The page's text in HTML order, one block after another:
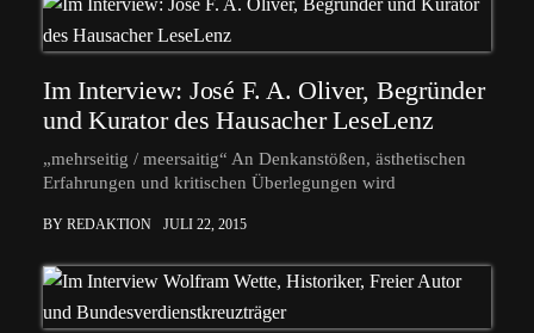
Im Interview: José F. A. Oliver, Begründer
und Kurator des Hausacher LeseLenz
„mehrseitig / meersaitig“ An Denkanstößen, ästhetischen
Erfahrungen und kritischen Überlegungen wird
BY REDAKTION JULI 22, 2015